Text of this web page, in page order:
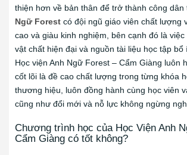
thiện hơn về bản thân để trở thành công dân
Ngữ Forest có đội ngũ giáo viên chất lượng
cao và giàu kinh nghiệm, bên cạnh đó là
vật chất hiện đại và nguồn tài liệu học tập bổ
Học viện Anh Ngữ Forest – Cẩm Giàng luôn
cốt lõi là đề cao chất lượng trong từng khóa
thương hiệu, luôn đồng hành cùng học viên
cũng như đổi mới và nỗ lực không ngừng
Chương trình học của Học Viện Anh
Cẩm Giàng có tốt không?